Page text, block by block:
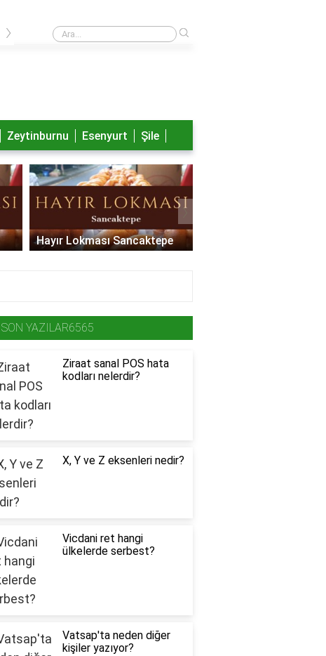
Nayib Bukele aslen nereli?
›
Zeytinburnu Esenyurt Şile
Hayır Lokması Sancaktepe
›
SON YAZILAR6565
Ziraat sanal POS hata
kodları nelerdir?
X, Y ve Z eksenleri nedir?
Vicdani ret hangi
ülkelerde serbest?
Vatsap'ta neden diğer
kişiler yazıyor?